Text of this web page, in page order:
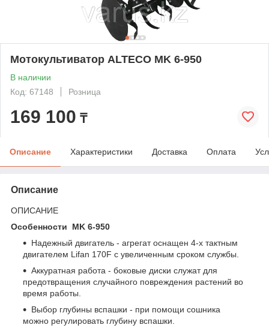
Мотокультиватор ALTECO MK 6-950
В наличии
Код: 67148
Розница
169 100 ₸
Описание Характеристики Доставка Оплата
Описание
ОПИСАНИЕ
Особенности MK 6-950
Надежный двигатель - агрегат оснащен 4-х тактным
двигателем Lifan 170F с увеличенным сроком службы.
Аккуратная работа - боковые диски служат для
предотвращения случайного повреждения растений во
время работы.
Выбор глубины вспашки - при помощи сошника
можно регулировать глубину вспашки.